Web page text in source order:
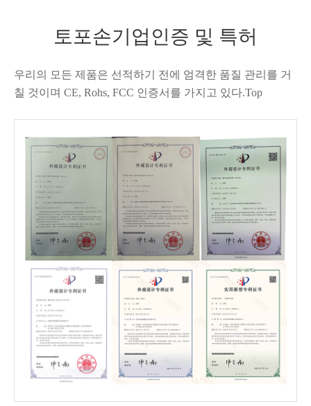
토포손기업인증 및 특허
우리의 모든 제품은 선적하기 전에 엄격한 품질 관리를 거
칠 것이며 CE, Rohs, FCC 인증서를 가지고 있다.Top